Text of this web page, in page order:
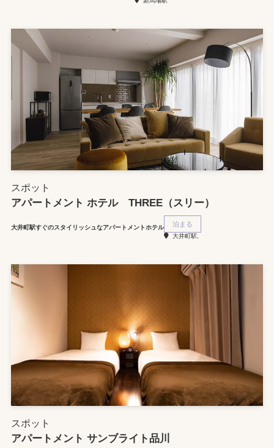
スポット
アパートメント ホテル THREE（スリー）
大井町駅すぐのスタイリッシュなアパートメントホテル 泊まる
大井町駅,
スポット
アパートメント サンブライト品川